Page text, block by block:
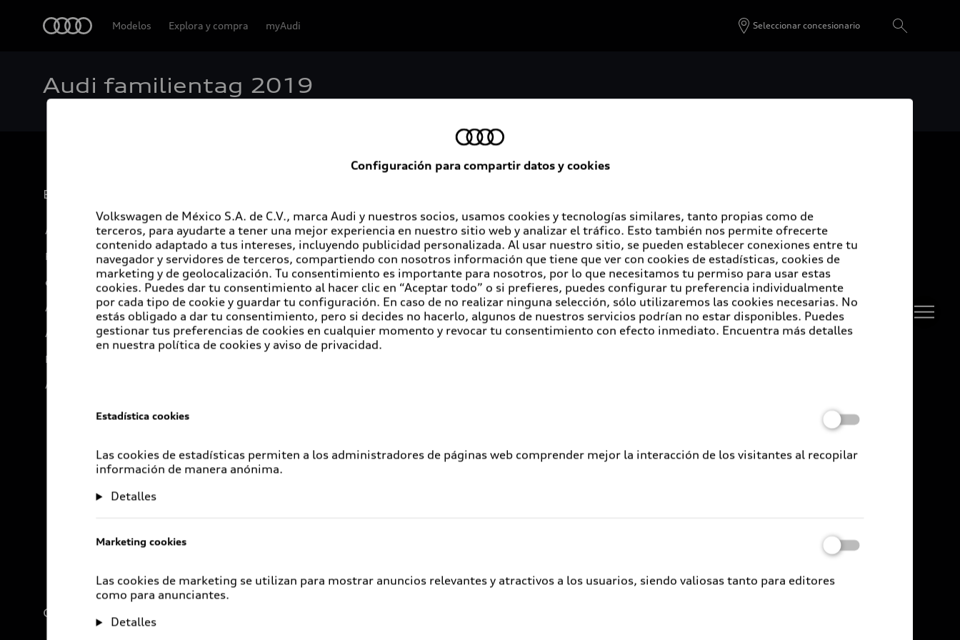
Modelos Explora y compra myAudi Seleccionar concesionario
Audi familientag 2019
Experiencia
Audi Sport
Promociones
e-Newsletter
Audi internacional
Audi Go Green
Próximo Destino
Audi Exclusive
Audi contigo
Audi Financial Services
Seguro Audi Safe
Atención a clientes
Audi Plus
Audi Certified :plus
Concesionarios Audi Certified :plus
Compañía
Configuración para compartir datos y cookies
Volkswagen de México S.A. de C.V., marca Audi y nuestros socios, usamos cookies y tecnologías similares, tanto propias como de
terceros, para ayudarte a tener una mejor experiencia en nuestro sitio web y analizar el tráfico. Esto también nos permite ofrecerte
contenido adaptado a tus intereses, incluyendo publicidad personalizada. Al usar nuestro sitio, se pueden establecer conexiones entre tu
navegador y servidores de terceros, compartiendo con nosotros información que tiene que ver con cookies de estadísticas, cookies de
marketing y de geolocalización. Tu consentimiento es importante para nosotros, por lo que necesitamos tu permiso para usar estas
cookies. Puedes dar tu consentimiento al hacer clic en “Aceptar todo” o si prefieres, puedes configurar tu preferencia individualmente
por cada tipo de cookie y guardar tu configuración. En caso de no realizar ninguna selección, sólo utilizaremos las cookies necesarias. No
estás obligado a dar tu consentimiento, pero si decides no hacerlo, algunos de nuestros servicios podrían no estar disponibles. Puedes
gestionar tus preferencias de cookies en cualquier momento y revocar tu consentimiento con efecto inmediato. Encuentra más detalles
en nuestra política de cookies y aviso de privacidad.
Estadística cookies
Las cookies de estadísticas permiten a los administradores de páginas web comprender mejor la interacción de los visitantes al recopilar
información de manera anónima.
Detalles
Marketing cookies
Las cookies de marketing se utilizan para mostrar anuncios relevantes y atractivos a los usuarios, siendo valiosas tanto para editores
como para anunciantes.
Detalles